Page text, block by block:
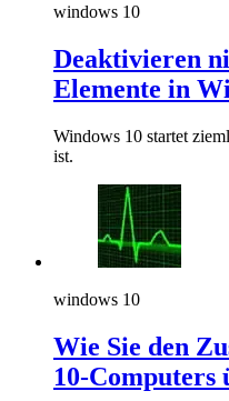
windows 10
Deaktivieren
Elemente in
Windows 10 startet
ist.
windows 10
Wie Sie den
10-Computers